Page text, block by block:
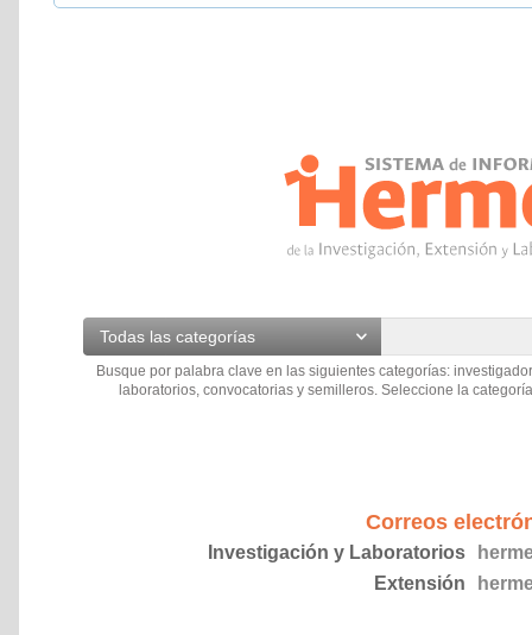
Todas las categorías
Busque por palabra clave en las siguientes categorías:
laboratorios, convocatorias y semilleros. Seleccione la
Correos
Investigación y Laboratorios
Extensión